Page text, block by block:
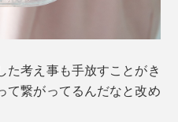
た考え事も手放すことがき
て繋がってるんだなと改め